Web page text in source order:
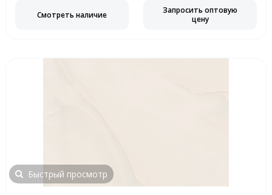
Смотреть наличие
Запросить оптовую
цену
Быстрый просмотр